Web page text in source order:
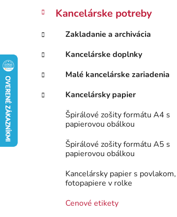
B
č
ý
p
n
Preskočiť
kategórie
K
a
e
g
ó
r
e
Kancelárske potreby
Zakladanie a archivácia
Kancelárske doplnky
Malé kancelárske zariadenia
Kancelársky papier
Špirálové zošity formátu A4 s
papierovou obálkou
Špirálové zošity formátu A5 s
papierovou obálkou
Kancelársky papier s povlakom,
fotopapiere v rolke
Cenové etikety